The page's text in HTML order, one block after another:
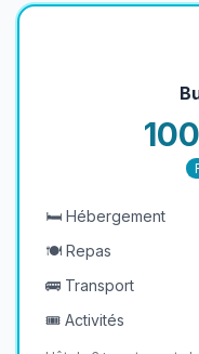
🛏️ Hébergement
🍽️ Repas
🚌 Transport
🎟️ Activités